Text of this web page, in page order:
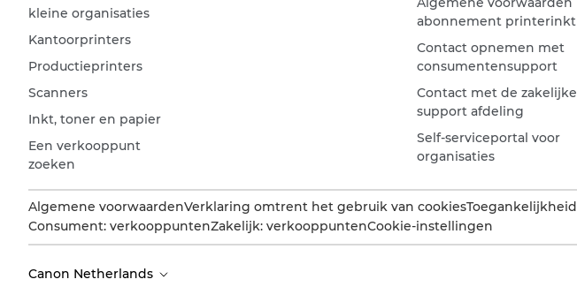
kleine organisaties
Kantoorprinters
Productieprinters
Scanners
Inkt, toner en papier
Een verkooppunt
zoeken
abonnement printerinkt
Contact opnemen met
consumentensupport
Contact met de zakelijke
support afdeling
Self-serviceportal voor
organisaties
Algemene voorwaardenVerklaring omtrent het gebruik van cookiesToegankelijkheid
Consument: verkooppuntenZakelijk: verkooppuntenCookie-instellingen
Canon Netherlands